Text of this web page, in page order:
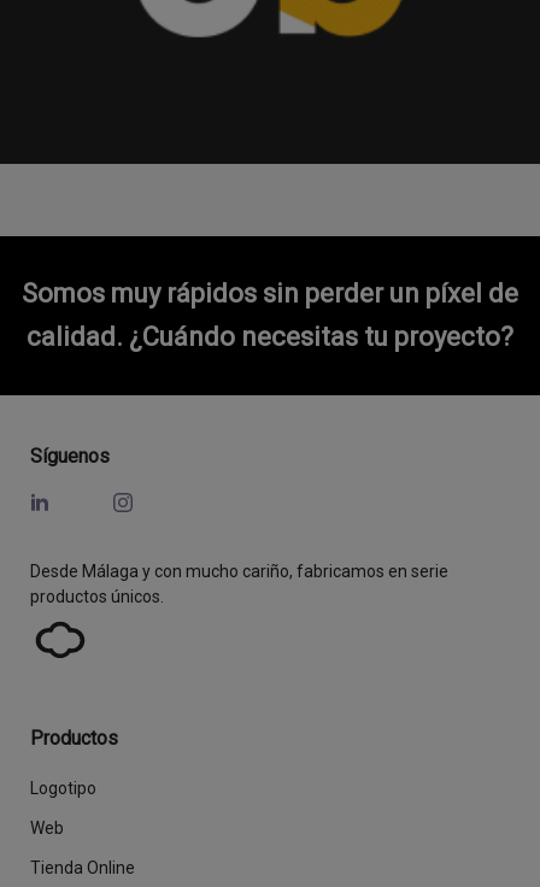
Somos muy rápidos sin perder un píxel de
calidad. ¿Cuándo necesitas tu proyecto?
Síguenos
Desde Málaga y con mucho cariño, fabricamos en serie
productos únicos.
Productos
Logotipo
Web
Tienda Online